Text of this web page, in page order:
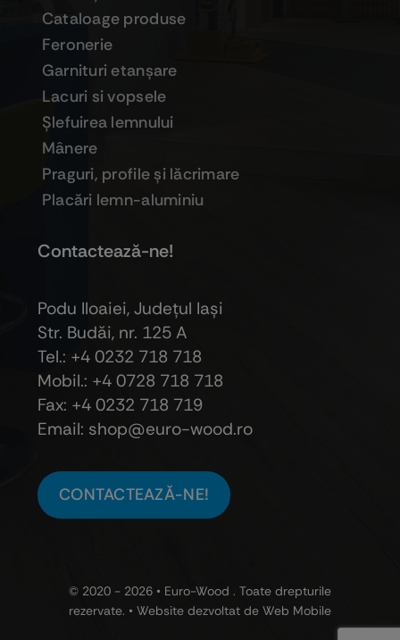
Cataloage produse
Feronerie
Garnituri etanşare
Lacuri si vopsele
Şlefuirea lemnului
Mânere
Praguri, profile şi lăcrimare
Placări lemn-aluminiu
Contactează-ne!
Podu Iloaiei, Judeţul Iaşi
Str. Budăi, nr. 125 A
Tel.: +4 0232 718 718
Mobil.: +4 0728 718 718
Fax: +4 0232 718 719
Email: shop@euro-wood.ro
CONTACTEAZĂ-NE!
© 2020 - 2026 • Euro-Wood . Toate drepturile
rezervate. • Website dezvoltat de Web Mobile